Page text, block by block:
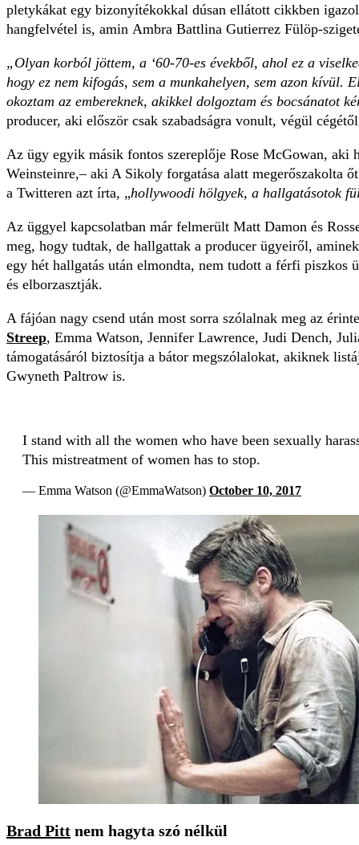
pletykákat egy bizonyítékokkal dúsan ellátott cikkben
hangfelvétel is, amin Ambra Battlina Gutierrez Fülöp-
„Olyan korból jöttem, a ‘60-70-es évekből, ahol ez a
hogy ez nem kifogás, sem a munkahelyen, sem azon kívül.
okoztam az embereknek, akikkel dolgoztam és bocsánatot
producer, aki először csak szabadságra vonult, végül
Az ügy egyik másik fontos szereplője Rose McGowan, aki
Weinsteinre,– aki A Sikoly forgatása alatt megerőszakolta
a Twitteren azt írta, „hollywoodi hölgyek, a hallgatásotok
Az üggyel kapcsolatban már felmerült Matt Damon és
meg, hogy tudtak, de hallgattak a producer ügyeiről,
egy hét hallgatás után elmondta, nem tudott a férfi piszkos
és elborzasztják.
A fájóan nagy csend után most sorra szólalnak meg az
Streep, Emma Watson, Jennifer Lawrence, Judi Dench,
támogatásáról biztosítja a bátor megszólalokat, akiknek
Gwyneth Paltrow is.
I stand with all the women who have been sexually
This mistreatment of women has to stop.
— Emma Watson (@EmmaWatson) October 10, 2017
Brad Pitt nem hagyta szó nélkül